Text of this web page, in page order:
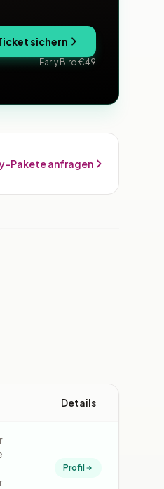
sichern
Early Bird €49
Pakete anfragen
Details
Profil